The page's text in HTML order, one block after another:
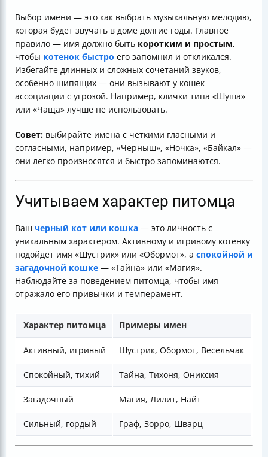
Выбор имени — это как выбрать музыкальную мелодию,
которая будет звучать в доме долгие годы. Главное
правило — имя должно быть коротким и простым,
чтобы котенок быстро его запомнил и откликался.
Избегайте длинных и сложных сочетаний звуков,
особенно шипящих — они вызывают у кошек
ассоциации с угрозой. Например, клички типа «Шуша»
или «Чаща» лучше не использовать.
Совет: выбирайте имена с четкими гласными и
согласными, например, «Черныш», «Ночка», «Байкал» —
они легко произносятся и быстро запоминаются.
Учитываем характер питомца
Ваш черный кот или кошка — это личность с
уникальным характером. Активному и игривому котенку
подойдет имя «Шустрик» или «Обормот», а спокойной и
загадочной кошке — «Тайна» или «Магия».
Наблюдайте за поведением питомца, чтобы имя
отражало его привычки и темперамент.
Характер питомца Примеры имен
Активный, игривый Шустрик, Обормот, Весельчак
Спокойный, тихий Тайна, Тихоня, Ониксия
Загадочный Магия, Лилит, Найт
Сильный, гордый Граф, Зорро, Шварц